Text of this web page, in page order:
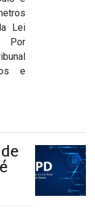
Lei
Por
e